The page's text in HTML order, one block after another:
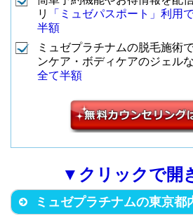
リ
「ミュゼパスポート」利用
半額
ミュゼプラチナムの脱毛施術
ンケア・ボディケアのジェル
全て半額
▼クリックで開
ミュゼプラチナムの東京都